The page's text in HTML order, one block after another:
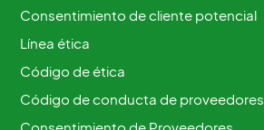
Consentimiento de cliente potencial
Línea ética
Código de ética
Código de conducta de proveedores